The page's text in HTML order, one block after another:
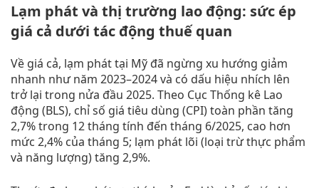
Lạm phát và thị trường lao động: sức ép
giá cả dưới tác động thuế quan
Về giá cả, lạm phát tại Mỹ đã ngừng xu hướng giảm
nhanh như năm 2023–2024 và có dấu hiệu nhích lên
trở lại trong nửa đầu 2025. Theo Cục Thống kê Lao
động (BLS), chỉ số giá tiêu dùng (CPI) toàn phần tăng
2,7% trong 12 tháng tính đến tháng 6/2025, cao hơn
mức 2,4% của tháng 5; lạm phát lõi (loại trừ thực phẩm
và năng lượng) tăng 2,9%.